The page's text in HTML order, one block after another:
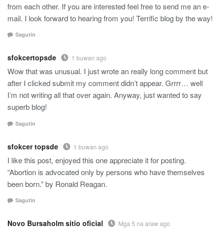
from each other. If you are interested feel free to send me an e-
mail. I look forward to hearing from you! Terrific blog by the way!
Sagutin
sfokcertopsde 1 buwan ago
Wow that was unusual. I just wrote an really long comment but
after I clicked submit my comment didn’t appear. Grrrr… well
I’m not writing all that over again. Anyway, just wanted to say
superb blog!
Sagutin
sfokcer topsde 1 buwan ago
I like this post, enjoyed this one appreciate it for posting.
“Abortion is advocated only by persons who have themselves
been born.” by Ronald Reagan.
Sagutin
Novo Bursaholm sitio oficial Mga 5 na araw ago